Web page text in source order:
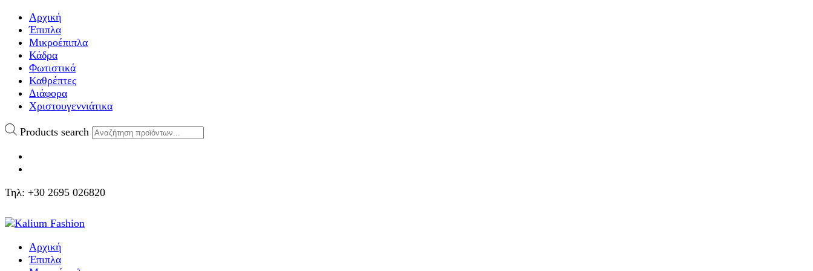
Αρχική
Έπιπλα
Μικροέπιπλα
Κάδρα
Φωτιστικά
Καθρέπτες
Διάφορα
Χριστουγεννιάτικα
Products search
Τηλ: +30 2695 026820
Αρχική
Έπιπλα